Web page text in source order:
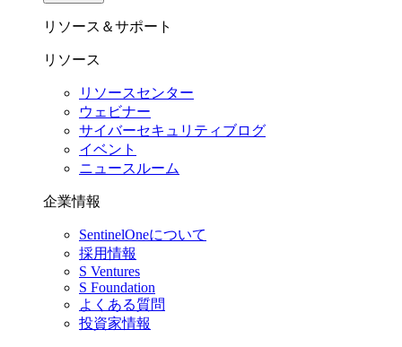
リソース＆サポート
リソース
リソースセンター
ウェビナー
サイバーセキュリティブログ
イベント
ニュースルーム
企業情報
SentinelOneについて
採用情報
S Ventures
S Foundation
よくある質問
投資家情報